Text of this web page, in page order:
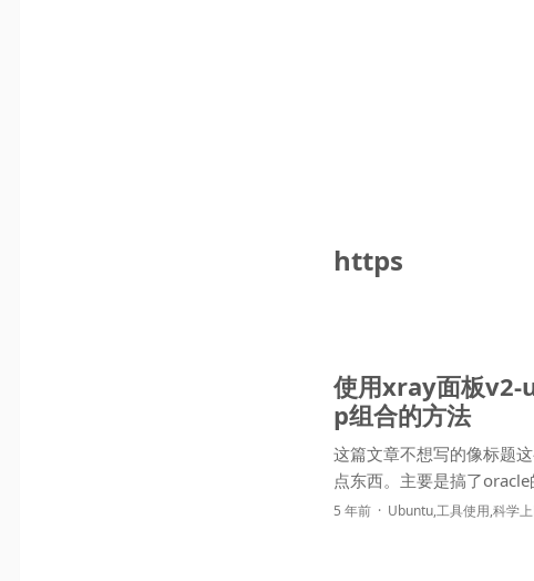
https
使用xray面板
p组合的方法
这篇文章不想写的像标题
点东西。主要是搞了
5 年前 Ubuntu,工具使用,科学